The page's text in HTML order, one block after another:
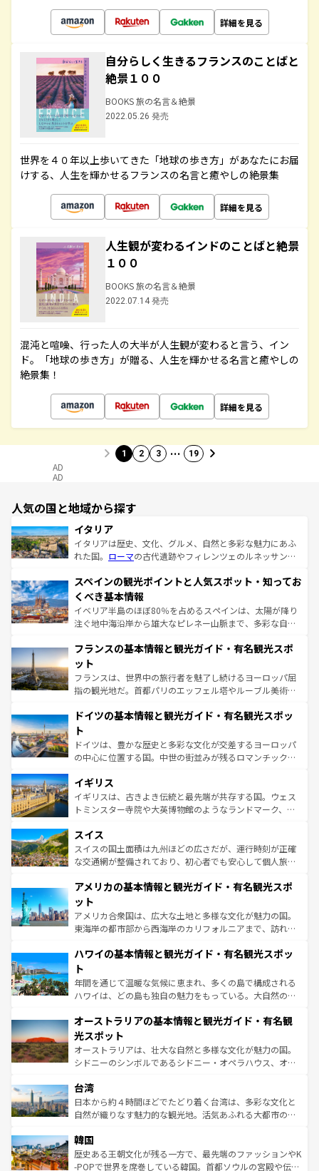
詳細を見る
自分らしく生きるフランスのことばと
絶景１００
BOOKS 旅の名言＆絶景
2022.05.26 発売
世界を４０年以上歩いてきた「地球の歩き方」があなたにお届
けする、人生を輝かせるフランスの名言と癒やしの絶景集
詳細を見る
人生観が変わるインドのことばと絶景
１００
BOOKS 旅の名言＆絶景
2022.07.14 発売
混沌と喧噪、行った人の大半が人生観が変わると言う、イン
ド。「地球の歩き方」が贈る、人生を輝かせる名言と癒やしの
絶景集！
詳細を見る
1 2 3 … 19
AD
AD
人気の国と地域から探す
イタリア
イタリアは歴史、文化、グルメ、自然と多彩な魅力にあふ
れた国。 ローマの古代遺跡やフィレンツェのルネッサンス
ろん、トスカーナの美しい田園風景やアマルフィ海岸の絶
景など、自然景観も見逃せない。観光の合間には、本場の
ピザやパスタなど、絶品のイタリア料理を堪能することも
できる。朝目覚めてから夜眠るまで、すべての瞬間を楽し
なお、新着のイタリア情報はコンテンツ一覧を参照してほ
しい。
スペインの観光ポイントと人気スポット・知ってお
くべき基本情報
イベリア半島のほぼ80％を占めるスペインは、太陽が降り
注ぐ地中海沿岸から雄大なピレネー山脈まで、多彩な自然
文化が根付くこの国では、情熱的なフラメンコ、熱気あふ
れる闘牛、そして美味しいタパスが生活の一部となってい
る。首都マドリードの洗練された雰囲気や、バルセロナの
アートに溢れた街角から、地方では古代ローマ遺跡や中世
せる。地方によって風土や気候が異なるスペインはその個
ンテンツ一覧 を参照してほしい。
フランスの基本情報と観光ガイド・有名観光スポ
ット
フランスは、世界中の旅行者を魅了し続けるヨーロッパ屈
指の観光地だ。首都パリのエッフェル塔やルーブル美術館
で、幅広い魅力が詰まっている。華麗な宮殿、歴史的な大
聖堂、美しいビーチ、そして豊かな自然が、訪れる者を心
から魅了する。また、フランスは美食の国としても知ら
れ、フランス料理はユネスコ無形文化遺産にも登録されて
香り高いラベンダー畑など、多彩な楽しみ方が可能だ。さ
らに、パリ以外の地域にも魅力が溢れており、どの街角に
も豊かな歴史と文化が息づいている。パリ以外の個性あふ
を参照してほしい。
ドイツの基本情報と観光ガイド・有名観光スポッ
ト
ドイツは、豊かな歴史と多彩な文化が交差するヨーロッパ
の中心に位置する国。中世の街並みが残るロマンチック街
顔を持つこの国は、どこを歩いても飽きることがない。ベ
ルリンの文化的活気、バイエルン州のアルプスの絶景、そ
してライン川沿いのワイン畑といった風景は必見。ビール
は、お酒好きな人にはぜひ体験してほしい。 なお、新着の
ドイツ情報はコンテンツ一覧を参照してほしい。
イギリス
イギリスは、古きよき伝統と最先端が共存する国。ウェス
トミンスター寺院や大英博物館のようなランドマーク、歴
リアごとに異なる魅力がある。また、優雅なアフタヌーン
ティー、ビール好きにはたまらない英国パブ、サッカー観
戦など、本場だからこそできる体験も豊富。イギリスを旅
ンツ一覧を参照してほしい。
スイス
スイスの国土面積は九州ほどの広さだが、運行時刻が正確
な交通網が整備されており、初心者でも安心して個人旅行
の建物がそのまま残る町や、スイスならではのユニークな
博物館もあり、アルプス観光だけでなく町歩きも満喫する
ことができる。国民の所得が高いため物価も高いが、旅行
者向けの交通パス提供のサービスもあり、うまく活用すれ
着のスイス情報はコンテンツ一覧を参照してほしい。
アメリカの基本情報と観光ガイド・有名観光スポ
ット
アメリカ合衆国は、広大な土地と多様な文化が魅力の国。
東海岸の都市部から西海岸のカリフォルニアまで、訪れる
のような巨大都市は、観光、ショッピング、エンターテイ
ンメントが詰まった刺激的なスポットだ。一方、アメリカ
西部には大自然が広がり、グランドキャニオンやイエロー
ストーン国立公園といった絶景が堪能できる。さらに、南
文化が魅力。旅行者はアメリカの各地域で異なる魅力を楽
しみながら、その多様性と豊かな歴史を感じることができ
るだろう。車でのロードトリップや列車の旅も、アメリカ
ならではの贅沢な旅のスタイルだ。 なお、新着のアメリカ
情報は コンテンツ一覧 を参照してほしい。
ハワイの基本情報と観光ガイド・有名観光スポッ
ト
年間を通じて温暖な気候に恵まれ、多くの島で構成される
ハワイは、どの島も独自の魅力をもっている。大自然の神
ワイ島は見逃せない。また、定番の観光地といえばオアフ
島だが、静かな自然を求めるならマウイ島やカウアイ島が
おすすめ。エメラルドグリーンに輝く海をはじめ、豊かな
文化や歴史が息づいている。「アロハスピリット」と呼ば
人々、おいしいローカルフードやハワイアンミュージッ
ク、伝統的なフラダンスなど、すべてがハワイの魅力を彩
っている。訪れるたびに新しい発見と感動が待っているハ
はコンテンツ一覧
オーストラリアの基本情報と観光ガイド・有名観
光スポット
オーストラリアは、壮大な自然と多様な文化が魅力の国。
シドニーのシンボルであるシドニー・オペラハウス、オー
リアリーフや大陸中央部にそびえるウルル（エアーズロッ
ク）、タスマニアの美しい原生林やケアンズの熱帯雨林な
ど、見どころがたくさん。また、カフェやワイン、オージ
いる。アクティビティも充実しており、サーフィンやダイ
ビング、ハイキングなど、アウトドア好きにはたまらな
い。オーストラリアの多彩な魅力を存分に味わいつくそ
台湾
日本から約４時間ほどでたどり着く台湾は、多彩な文化と
自然が織りなす魅力的な観光地。活気あふれる大都市の台
ン）、静ひつな山岳地帯である台湾東部など、都市の喧騒
と山間の静けさが共存しており、訪れる人に新しい発見と
驚きをもたらしてくれる。また、奥深い台湾の食文化も魅
韓国
歴史ある王朝文化が残る一方で、最先端のファッションやK
-POPで世界を席巻している韓国。首都ソウルの宮殿や伝統